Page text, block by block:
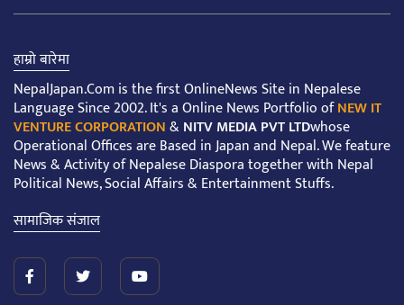
हाम्रो बारेमा
NepalJapan.Com is the first OnlineNews Site in Nepalese
Language Since 2002. It's a Online News Portfolio ofNEW IT
VENTURE CORPORATION&NITV MEDIA PVT LTDwhose
Operational Offices are Based in Japan and Nepal. We feature
News & Activity of Nepalese Diaspora together with Nepal
Political News, Social Affairs & Entertainment Stuffs.
सामाजिक संजाल